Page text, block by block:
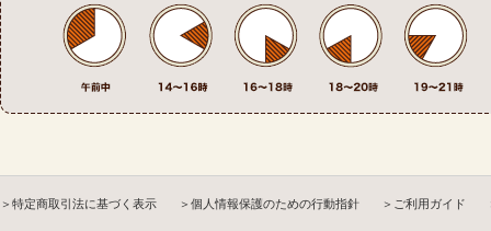
＞特定商取引法に基づく表示 ＞個人情報保護のための行動指針 ＞ご利用ガイド